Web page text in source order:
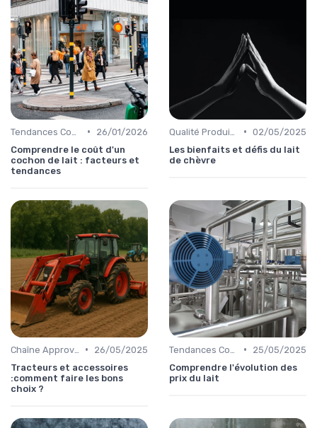
•
26/01/2026
Comprendre le coût d'un
cochon de lait : facteurs et
tendances
• 02/05/2025
Les bienfaits et défis du lait
de chèvre
•
26/05/2025
Tracteurs et accessoires
:comment faire les bons
choix ?
•
25/05/2025
Comprendre l'évolution des
prix du lait